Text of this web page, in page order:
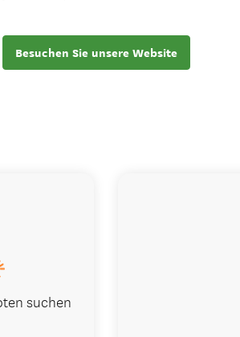
Besuchen Sie unsere Website
suchen